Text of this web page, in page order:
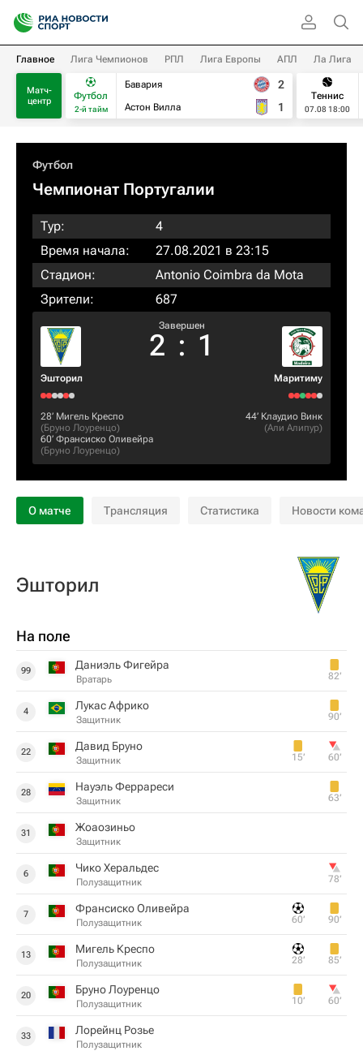
Главное Лига Чемпионов РПЛ Лига Европы АПЛ Ла Лига
Матч-
центр
Футбол
2-й тайм
Бавария
Астон Вилла
2
1
Теннис
07.08 18:00
Футбол
Чемпионат Португалии
Тур:
4
Время начала:
27.08.2021 в 23:15
Стадион:
Antonio Coimbra da Mota
Зрители:
687
Эшторил
Завершен
2 : 1
Маритиму
28‎’‎ Мигель Креспо
(Бруно Лоуренцо)
60‎’‎ Франсиско Оливейра
(Бруно Лоуренцо)
44‎’‎ Клаудио Винк
(Али Алипур)
О матче Трансляция Статистика Новости
Эшторил
На поле
99 Даниэль Фигейра
Вратарь 82‎’‎
4 Лукас Африко
Защитник 90‎’‎
22 Давид Бруно
Защитник 15‎’‎ 60‎’‎
28 Науэль Феррареси
Защитник 63‎’‎
31 Жоаозиньо
Защитник
6 Чико Херальдес
Полузащитник 78‎’‎
7 Франсиско Оливейра
Полузащитник 60‎’‎ 90‎’‎
13 Мигель Креспо
Полузащитник 28‎’‎ 85‎’‎
20 Бруно Лоуренцо
Полузащитник 10‎’‎ 60‎’‎
33 Лорейнц Розье
Полузащитник